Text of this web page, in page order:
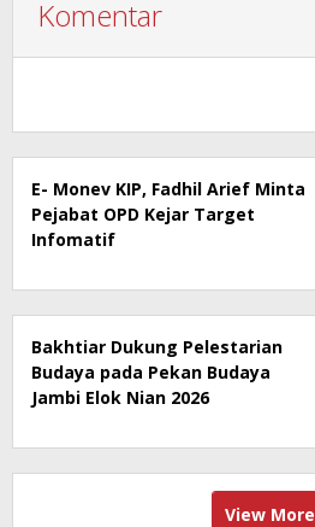
Komentar
E- Monev KIP, Fadhil Arief Minta
Pejabat OPD Kejar Target
Infomatif
Bakhtiar Dukung Pelestarian
Budaya pada Pekan Budaya
Jambi Elok Nian 2026
View More